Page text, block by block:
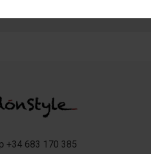
+34 683 170 385